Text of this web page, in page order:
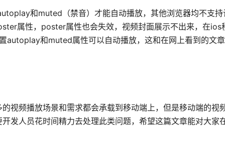
和muted（禁音）才能自动播放，其他浏览器均不支持
属性，poster属性也会失效，视频封面展示不出来，在ios
和muted属性可以自动播放，这和在网上看到的文
视频播放场景和需求都会承载到移动端上，但是移动端的视
发人员花时间精力去处理此类问题，希望这篇文章能对大家